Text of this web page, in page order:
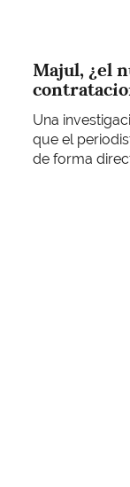
Majul, ¿el
Una
que el
de forma